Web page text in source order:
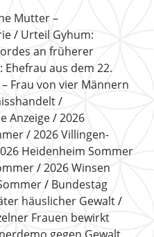
Mutter –
Urteil Gyhum:
an früherer
aus dem 22.
– Frau von vier Männern
Anzeige
2026
2026 Villingen-
Heidenheim Sommer
2026 Winsen
Bundestag
häuslicher Gewalt
Frauen bewirkt
gegen Gewalt